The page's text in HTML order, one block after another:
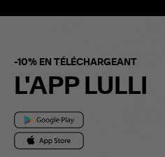
-10% EN TÉLÉCHARGEANT
L'APP LULLI